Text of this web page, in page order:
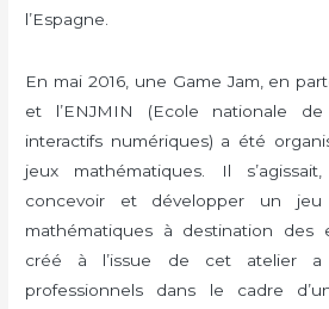
l’Espagne.
En mai 2016, une Game Jam, en
et l’ENJMIN (Ecole nationale
interactifs numériques) a été
jeux mathématiques. Il
concevoir et développer un
mathématiques à destination des
créé à l’issue de cet atelier
professionnels dans le cadre